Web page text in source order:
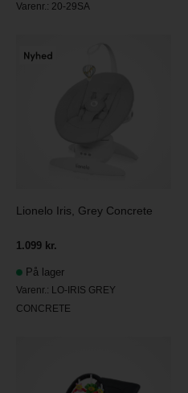
Varenr.: 20-29SA
Lionelo Iris, Grey Concrete
1.099 kr.
På lager
Varenr.: LO-IRIS GREY
CONCRETE